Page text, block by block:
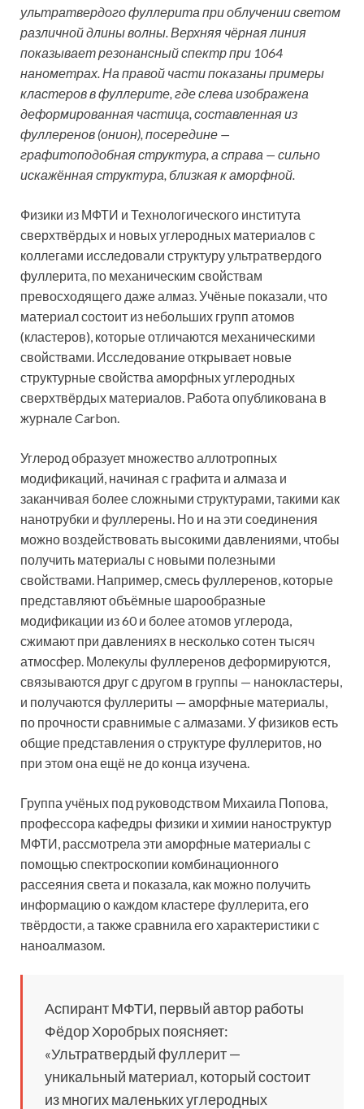
ультратвердого фуллерита при облучении светом
различной длины волны. Верхняя чёрная линия
показывает резонансный спектр при 1064
нанометрах. На правой части показаны примеры
кластеров в фуллерите, где слева изображена
деформированная частица, составленная из
фуллеренов (онион), посередине —
графитоподобная структура, а справа — сильно
искажённая структура, близкая к аморфной.
Физики из МФТИ и Технологического института
сверхтвёрдых и новых углеродных материалов с
коллегами исследовали структуру ультратвердого
фуллерита, по механическим свойствам
превосходящего даже алмаз. Учёные показали, что
материал состоит из небольших групп атомов
(кластеров), которые отличаются механическими
свойствами. Исследование открывает новые
структурные свойства аморфных углеродных
сверхтвёрдых материалов. Работа опубликована в
журнале Carbon.
Углерод образует множество аллотропных
модификаций, начиная с графита и алмаза и
заканчивая более сложными структурами, такими как
нанотрубки и фуллерены. Но и на эти соединения
можно воздействовать высокими давлениями, чтобы
получить материалы с новыми полезными
свойствами. Например, смесь фуллеренов, которые
представляют объёмные шарообразные
модификации из 60 и более атомов углерода,
сжимают при давлениях в несколько сотен тысяч
атмосфер. Молекулы фуллеренов деформируются,
связываются друг с другом в группы — нанокластеры,
и получаются фуллериты — аморфные материалы,
по прочности сравнимые с алмазами. У физиков есть
общие представления о структуре фуллеритов, но
при этом она ещё не до конца изучена.
Группа учёных под руководством Михаила Попова,
профессора кафедры физики и химии наноструктур
МФТИ, рассмотрела эти аморфные материалы с
помощью спектроскопии комбинационного
рассеяния света и показала, как можно получить
информацию о каждом кластере фуллерита, его
твёрдости, а также сравнила его характеристики с
наноалмазом.
Аспирант МФТИ, первый автор работы
Фёдор Хоробрых поясняет:
«Ультратвердый фуллерит —
уникальный материал, который состоит
из многих маленьких углеродных